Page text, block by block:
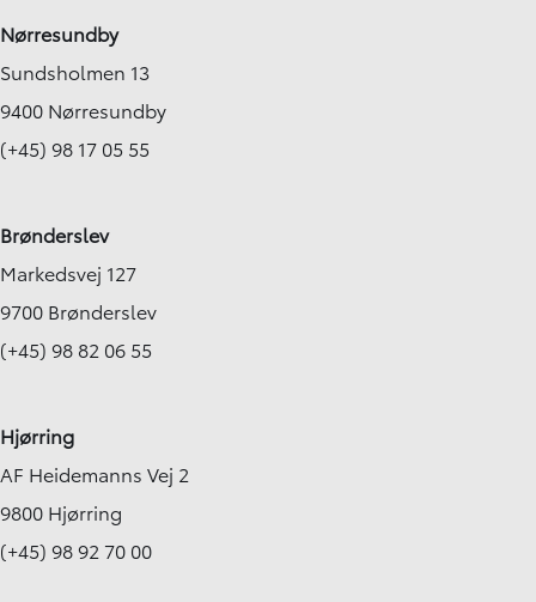
Nørresundby
Sundsholmen 13
9400 Nørresundby
(+45) 98 17 05 55
Brønderslev
Markedsvej 127
9700 Brønderslev
(+45) 98 82 06 55
Hjørring
AF Heidemanns Vej 2
9800 Hjørring
(+45) 98 92 70 00